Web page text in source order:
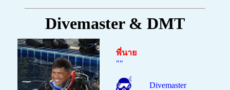
Divemaster & DMT
พี่นาย
""
Divemaster